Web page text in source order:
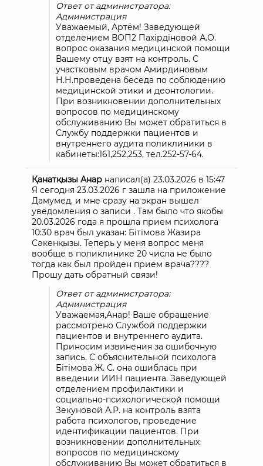
Ответ от администратора:
Администрация
Уважаемый, Артём! Заведующей
отделением ВОП2 Пахірдіновой А.О.
вопрос оказания медицинской помощи
Вашему отцу взят на контроль. С
участковым врачом Амирдиновым
Н.Н.проведена беседа по соблюдению
медицинской этики и деонтологии.
При возникновении дополнительных
вопросов по медицинскому
обслуживанию Вы может обратиться в
Службу поддержки пациентов и
внутреннего аудита поликлиники в
кабинеты:161,252,253, тел.252-57-64.
Қанатқызы Анар написал(а) 23.03.2026 в 15:47
Я сегодня 23.03.2026 г зашла на приложение
Дамумед, и мне сразу на экран вышел
уведомления о записи . Там было что якобы
20.03.2026 года я прошла прием психолога
10:30 врач был указан: Бітімова Жазира
Сәкенқызы. Теперь у меня вопрос меня
вообще в поликлинике 20 числа не было
тогда как был пройден прием врача????
Прошу дать обратный связи!
Ответ от администратора:
Администрация
Уважаемая,Анар! Ваше обращение
рассмотрено Службой поддержки
пациентов и внутреннего аудита.
Приносим извинения за ошибочную
запись. С объяснительной психолога
Бітімова Ж. С. она ошиблась при
введении ИИН пациента. Заведующей
отделением профилактики и
социально-психологической помощи
Зекуновой А.Р. на контроль взята
работа психологов, проведение
идентификации пациентов. При
возникновении дополнительных
вопросов по медицинскому
обслуживанию Вы может обратиться в